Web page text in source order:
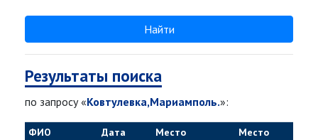
Найти
Результаты поиска
по запросу «Ковтулевка,Мариамполь.»:
ФИО
Дата
Место
Место